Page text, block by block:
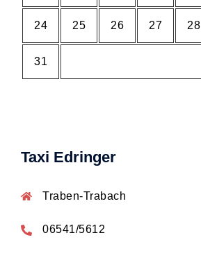
24 25 26 27 28
31
Taxi Edringer
Traben-Trabach
06541/5612